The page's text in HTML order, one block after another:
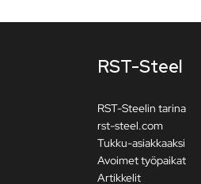
RST-Steel
RST-Steelin tarina
rst-steel.com
Tukku-asiakkaaksi
Avoimet työpaikat
Artikkelit